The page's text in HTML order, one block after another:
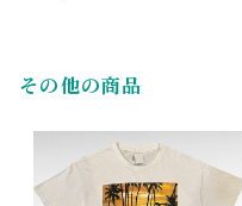
その他の商品